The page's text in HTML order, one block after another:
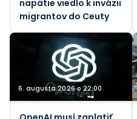
napätie viedlo k invázii
migrantov do Ceuty
6. augusta 2026 o 22:00